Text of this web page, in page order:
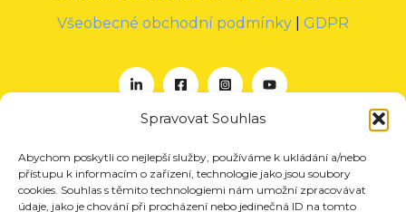
Spravovat Souhlas
Abychom poskytli co nejlepší služby, používáme k ukládání a/nebo
přístupu k informacím o zařízení, technologie jako jsou soubory
cookies. Souhlas s těmito technologiemi nám umožní zpracovávat
údaje, jako je chování při procházení nebo jedinečná ID na tomto
Všeobecné obchodní podmínky
GDPR
O nás
Projekty